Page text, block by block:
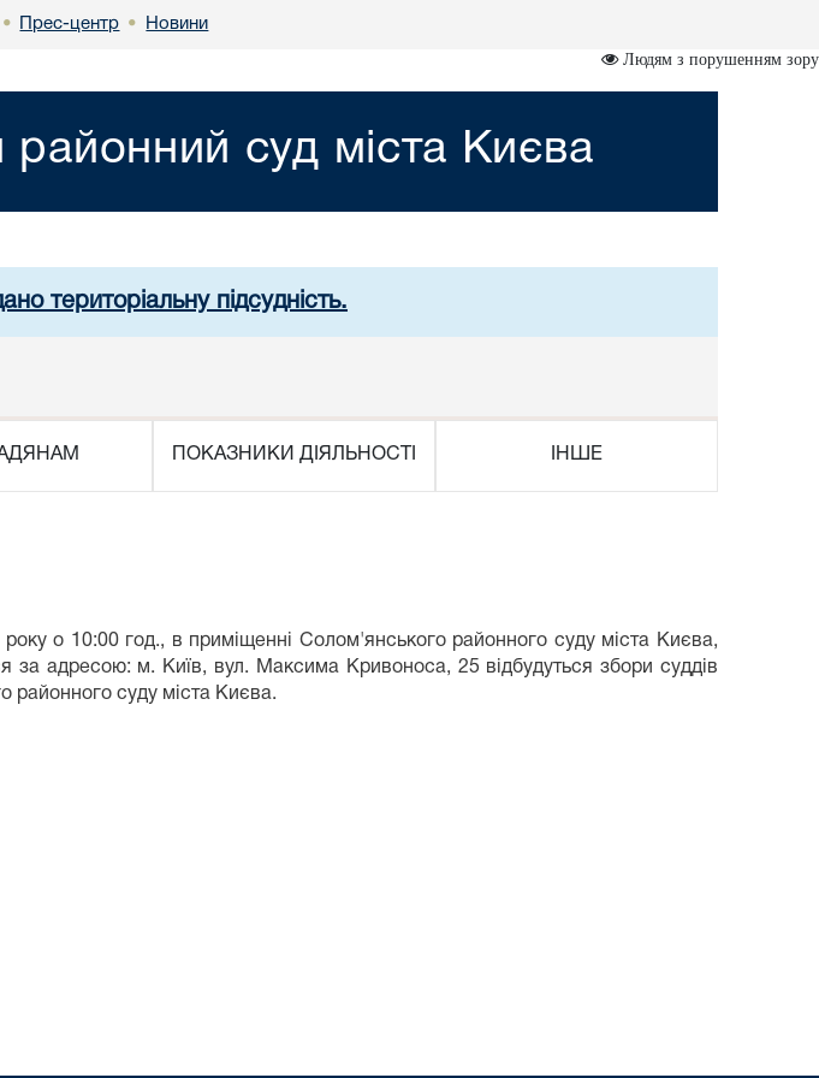
• Прес-центр • Новини
Людям з порушенням зору
суд міста Києва
територіальну підсудність.
ПОКАЗНИКИ ДІЯЛЬНОСТІ ІНШЕ
року о 10:00 год., в приміщенні Солом'янського районного суду міста Києва,
за адресою: м. Київ, вул. Максима Кривоноса, 25 відбудуться збори суддів
районного суду міста Києва.